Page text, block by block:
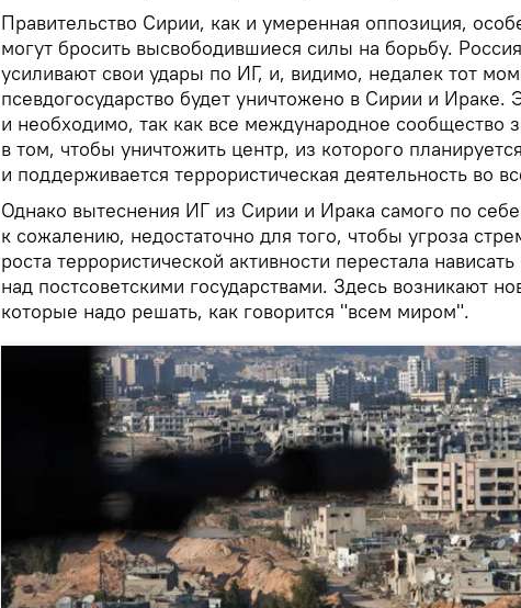
Правительство Сирии, как и умеренная оппозиция,
могут бросить высвободившиеся силы на борьбу.
усиливают свои удары по ИГ, и, видимо, недалек тот
псевдогосударство будет уничтожено в Сирии и Ираке.
и необходимо, так как все международное сообщество
в том, чтобы уничтожить центр, из которого планируется
и поддерживается террористическая деятельность во
Однако вытеснения ИГ из Сирии и Ирака самого по себе
к сожалению, недостаточно для того, чтобы угроза
роста террористической активности перестала нависать
над постсоветскими государствами. Здесь возникают
которые надо решать, как говорится "всем миром".